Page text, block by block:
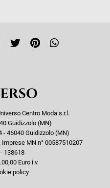
Centro Moda s.r.l.
Guidizzolo (MN)
- 46040 Guidizzolo (MN)
MN n° 00587510207
138618
Euro i.v.
policy